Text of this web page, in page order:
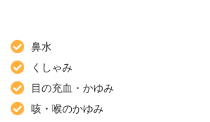
鼻水
くしゃみ
目の充血・かゆみ
咳・喉のかゆみ